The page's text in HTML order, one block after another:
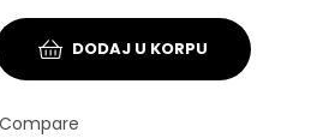
DODAJ U KORPU
Compare